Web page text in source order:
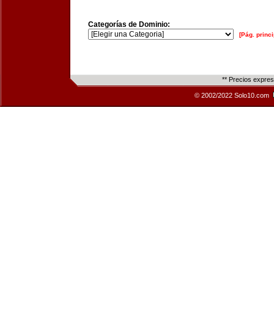
Categorías de Dominio:
[Pág.
** Precios
© 2002/2022 Solo10.com